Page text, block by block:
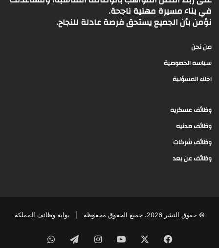
في بناء مسيرة مهنية ناجحة.
نؤمن بأن الجميع يستحق فرصة عادلة للنجاح.
من نحن
سياسه الخصوصية
اخلاء المسؤلية
وظائف عسكريه
وظائف مدنيه
وظائف شركات
وظائف عن بعد
© حقوق النشر 2026، جميع الحقوق محفوظة | بوابة وظائف المملكة
فيسبوك ‫YouTubeانستقرامتيلقرامواتساب